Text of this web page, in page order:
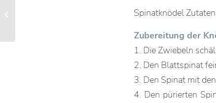
Spinatknödel Zutaten
Zubereitung der
1. Die Zwiebeln
2. Den Blattspinat
3. Den Spinat mit
4. Den pürierten